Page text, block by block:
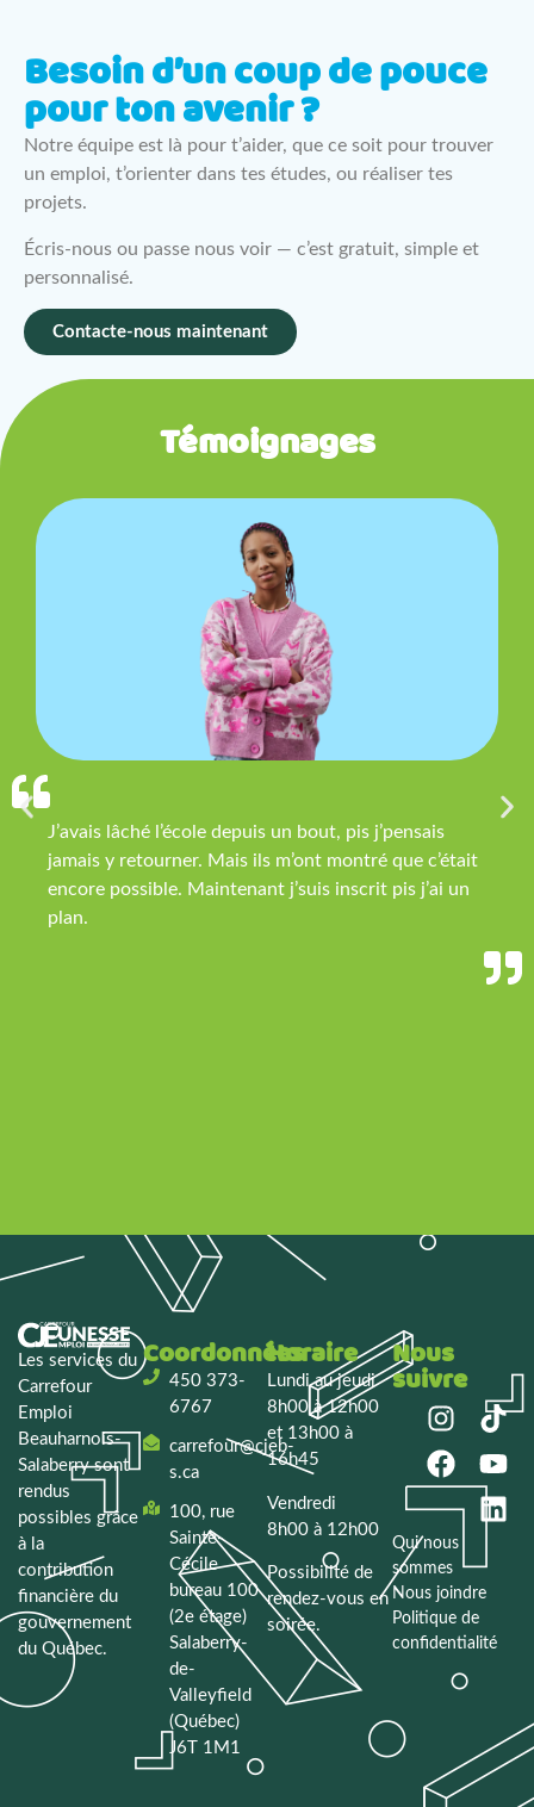
Besoin d’un coup de pouce
pour ton avenir ?
Notre équipe est là pour t’aider, que ce soit pour trouver
un emploi, t’orienter dans tes études, ou réaliser tes
projets.
Écris-nous ou passe nous voir — c’est gratuit, simple et
personnalisé.
Contacte-nous maintenant
Témoignages
J’avais lâché l’école depuis un bout, pis j’pensais
jamais y retourner. Mais ils m’ont montré que c’était
encore possible. Maintenant j’suis inscrit pis j’ai un
plan.
Les services du
Carrefour
Emploi
Beauharnois-
Salaberrysont
rendus
possibles grâce
à la
contribution
financière du
gouvernement
du Québec.
Coordonnées
450 373-
6767
carrefour@cjeb-
s.ca
100, rue
Sainte-
Cécile
bureau 100
(2e étage)
Salaberry-
de-
Valleyfield
(Québec)
J6T 1M1
Horaire
Lundi au jeudi
8h00 à 12h00
et 13h00 à
16h45
Vendredi
8h00 à 12h00
Possibilité de
rendez-vous en
soirée.
Nous
suivre
Qui nous
sommes
Nous joindre
Politique de
confidentialité